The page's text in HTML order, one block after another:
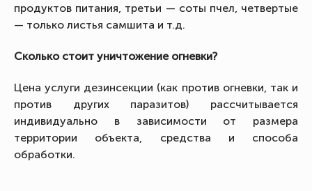
продуктов питания, третьи — соты пчел, четвертые
— только листья самшита и т.д.
Сколько стоит уничтожение огневки?
Цена услуги дезинсекции (как против огневки, так и
против других паразитов) рассчитывается
индивидуально в зависимости от размера
территории объекта, средства и способа
обработки.